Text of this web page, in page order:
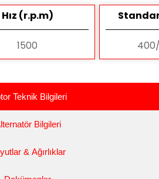
Hız (r.p.m)
1500
Teknik Bilgileri
Bilgileri
& Ağırlıklar